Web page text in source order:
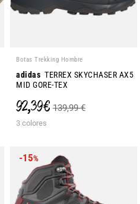
Botas Trekking Hombre
adidas TERREX SKYCHASER AX5
MID GORE-TEX
92,39 € 139,99 €
3 colores
-15%